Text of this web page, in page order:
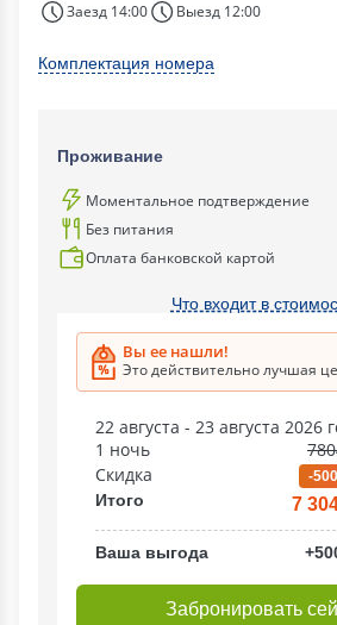
Заезд 14:00
Выезд 12:00
Комплектация номера
Проживание
Моментальное подтверждение
Без питания
Оплата банковской картой
Что входит в
Вы ее нашли!
Это действительно лучшая
22 августа - 23 августа 2026
1 ночь
Скидка
-
Итого 7
Ваша выгода
Забронировать